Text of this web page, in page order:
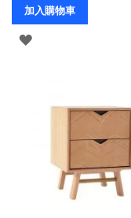
加入購物車
登